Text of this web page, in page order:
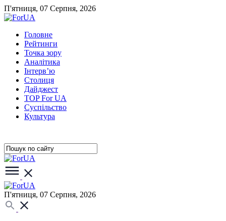
П'ятниця, 07 Серпня, 2026
Головне
Рейтинги
Точка зору
Аналітика
Інтерв’ю
Столиця
Дайджест
TOP For UA
Суспiльство
Культура
П'ятниця, 07 Серпня, 2026